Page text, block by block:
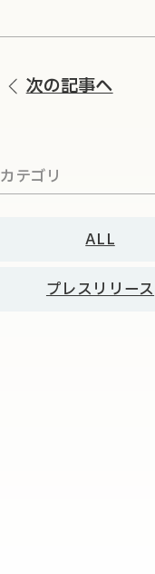
次の記事へ
カテゴリ
ALL
プレスリリース